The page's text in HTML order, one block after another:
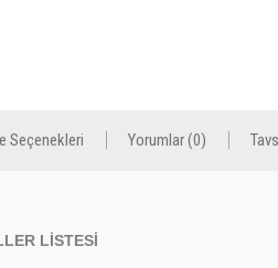
Seçenekleri Yorumlar (0)
LİSTESİ